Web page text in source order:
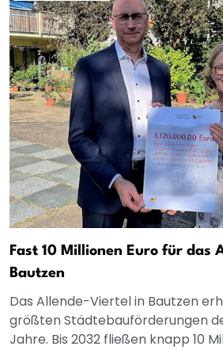
Fast 10 Millionen Euro für das
Bautzen
Das Allende-Viertel in Bautzen
größten Städtebauförderungen
Jahre. Bis 2032 fließen knapp 10